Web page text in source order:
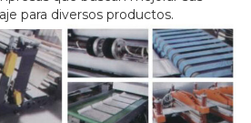
para diversos productos.